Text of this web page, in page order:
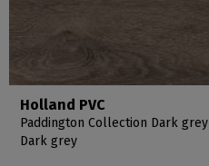
Holland PVC
Paddington Collection Dark grey
Dark grey